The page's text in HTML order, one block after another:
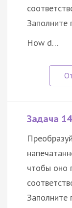
Заполните
How d…
Задача
чтобы оно
Заполните